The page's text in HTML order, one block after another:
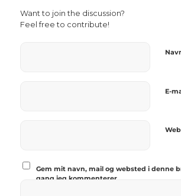
Want to join the discussion?
Feel free to contribute!
E-
Gem mit navn, mail og websted i denne
gang jeg kommenterer.